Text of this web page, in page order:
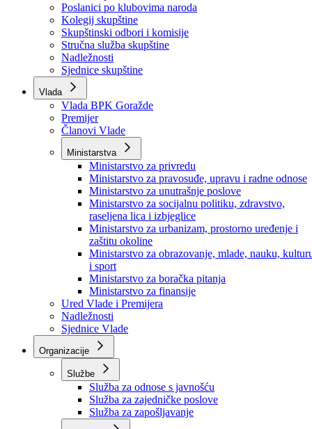
Skupština BPK Goražde
Rukovodstvo
Poslanici po strankama
Poslanici po klubovima naroda
Kolegij skupštine
Skupštinski odbori i komisije
Stručna služba skupštine
Nadležnosti
Sjednice skupštine
Vlada
Vlada BPK Goražde
Premijer
Članovi Vlade
Ministarstva
Ministarstvo za privredu
Ministarstvo za pravosuđe, upravu i radne odnose
Ministarstvo za unutrašnje poslove
Ministarstvo za socijalnu politiku, zdravstvo,
raseljena lica i izbjeglice
Ministarstvo za urbanizam, prostorno uređenje i
zaštitu okoline
Ministarstvo za obrazovanje, mlade, nauku,
i sport
Ministarstvo za boračka pitanja
Ministarstvo za finansije
Ured Vlade i Premijera
Nadležnosti
Sjednice Vlade
Organizacije
Službe
Služba za odnose s javnošću